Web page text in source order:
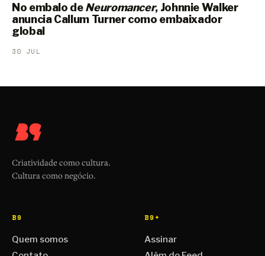
No embalo deNeuromancer, Johnnie Walker
anuncia Callum Turner como embaixador
global
30 JUL
Criatividade como cultura.
Cultura como negócio.
B9
Quem somos
B9+
Assinar